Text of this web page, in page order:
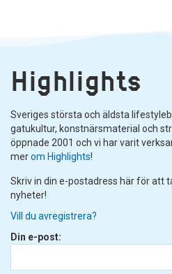
Highlights
Sveriges största och äldsta
gatukultur, konstnärsmaterial och
öppnade 2001 och vi har varit
merom Highlights!
Skriv in din e-postadress här för att
nyheter!
Vill du avregistrera?
Din e-post: